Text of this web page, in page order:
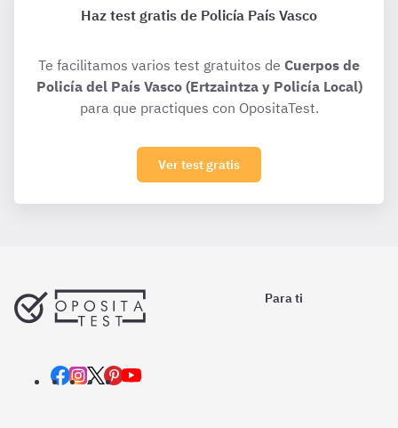
Haz test gratis de Policía País Vasco
Te facilitamos varios test gratuitos de Cuerpos de
Policía del País Vasco (Ertzaintza y Policía Local)
para que practiques con OpositaTest.
Ver test gratis
Para ti